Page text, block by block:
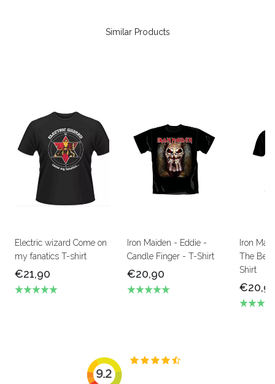
Similar Products
Electric wizard Come on
my fanatics T-shirt
€21,90
Iron Maiden - Eddie -
Candle Finger - T-Shirt
€20,90
Iron
The
Shirt